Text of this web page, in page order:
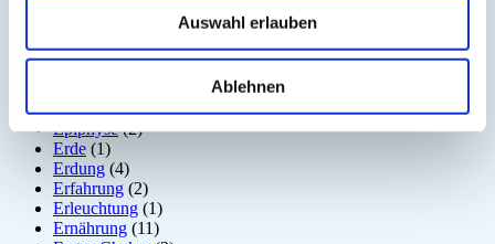
Auswahl erlauben
Ablehnen
Energiebewusstsein(2)
Energiekörper(2)
Entzündung(1)
Epiphyse(2)
Erde (1)
Erdung (4)
Erfahrung (2)
Erleuchtung (1)
Ernährung (11)